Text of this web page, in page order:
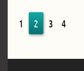
1 2 3 4